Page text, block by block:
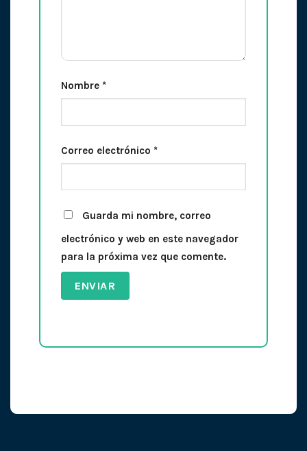
Nombre *
Correo electrónico *
Guarda mi nombre, correo
electrónico y web en este navegador
para la próxima vez que comente.